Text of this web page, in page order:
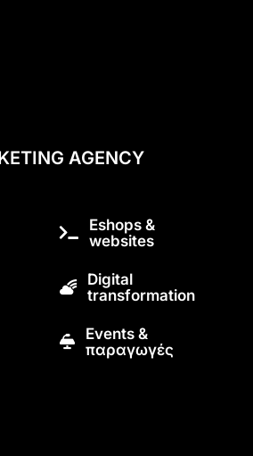
AGENCY
Eshops &
websites
Digital
transformation
Εvents &
παραγωγές